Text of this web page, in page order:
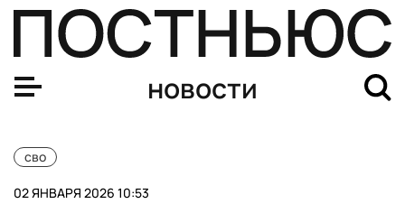
новости
сво
02 ЯНВАРЯ 2026 10:53
Гладков сообщил о ракетном ударе ВСУ по центру